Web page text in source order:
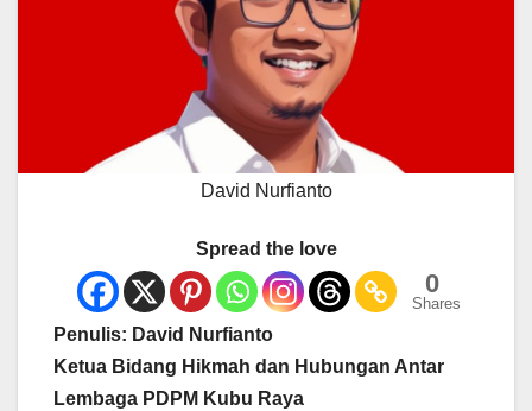
David Nurfianto
Spread the love
0
Shares
Penulis: David Nurfianto
Ketua Bidang Hikmah dan Hubungan Antar
Lembaga PDPM Kubu Raya